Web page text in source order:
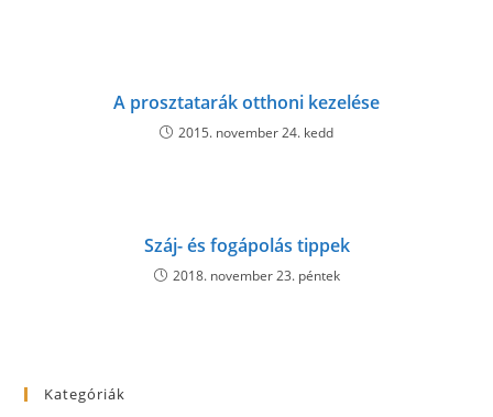
A prosztatarák otthoni kezelése
2015. november 24. kedd
Száj- és fogápolás tippek
2018. november 23. péntek
Kategóriák